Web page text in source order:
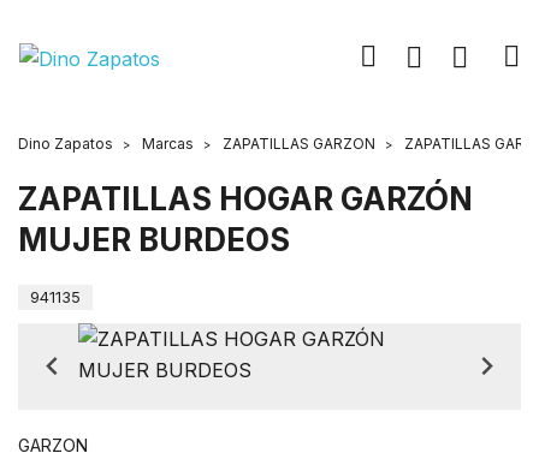
Dino Zapatos Marcas ZAPATILLAS GARZON ZAPATILLAS
ZAPATILLAS HOGAR GARZÓN
MUJER BURDEOS
941135
GARZON